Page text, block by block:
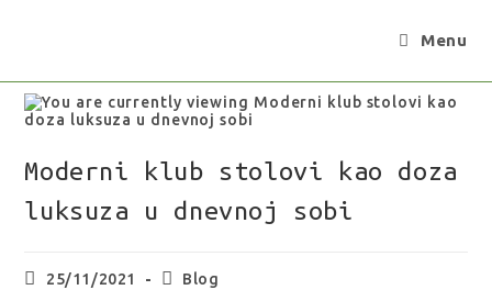
Menu
Moderni klub stolovi kao doza
luksuza u dnevnoj sobi
25/11/2021 Blog